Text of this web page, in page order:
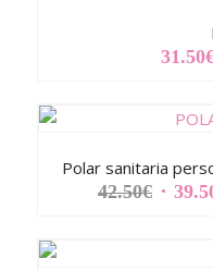
31.50
Polar sanitaria
42.50€ EL